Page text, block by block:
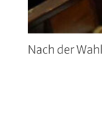
Nach der